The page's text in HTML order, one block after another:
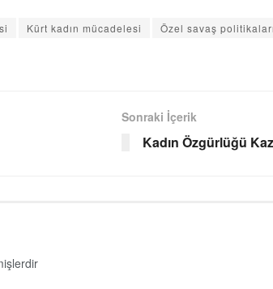
Kürt kadın mücadelesi Özel savaş politikaları
Sonraki İçerik
Kadın Özgürlüğü